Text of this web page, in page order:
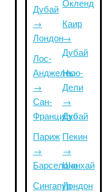
Дубай
→
Лондон
Лос-
Анджелес
→
Сан-
Франциско
Париж
→
Барселона
Сингапур
Окленд
Каир
→
Дубай
Нью-
Дели
→
Дубай
Пекин
→
Шанхай
Лондон